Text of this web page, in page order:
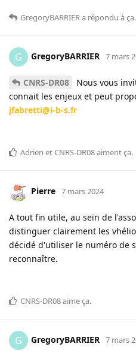
GregoryBARRIERa répondu à ça.
G GregoryBARRIER 7 mars
CNRS-DR08
Nous vous
connait les enjeux et peut
jfabretti@i-b-s.fr
Adrien et CNRS-DR08aiment ça.
Pierre 7 mars 2024
A tout fin utile, au sein de
distinguer clairement les
décidé d'utiliser le numéro de
reconnaître.
CNRS-DR08aime ça.
G GregoryBARRIER 7 mars